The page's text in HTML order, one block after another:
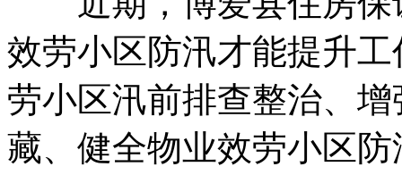
效劳小区防汛才能提升工
劳小区汛前排查整治
藏、健全物业效劳小区